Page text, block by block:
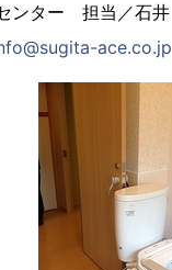
ンター 担当／石井
ace.co.jp